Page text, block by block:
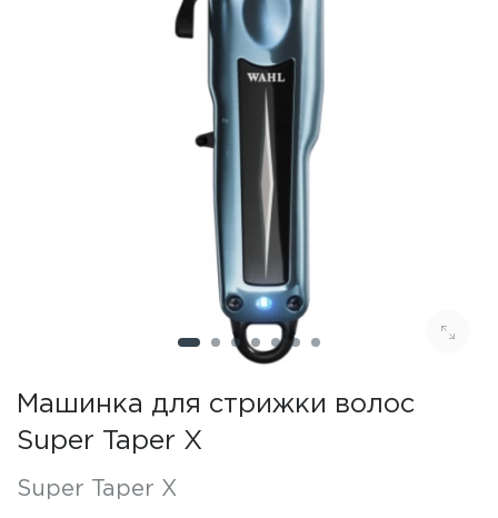
Машинка для стрижки волос
Super Taper X
Super Taper X